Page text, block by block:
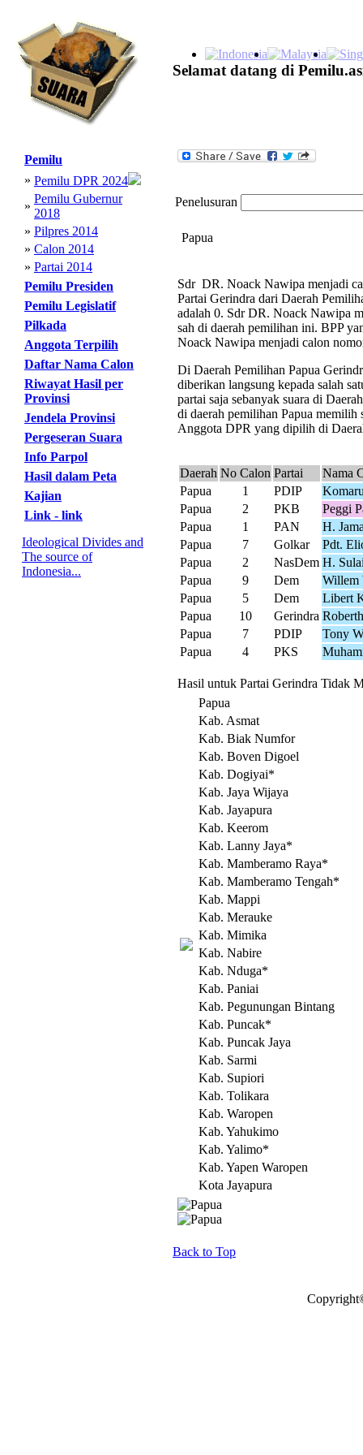
Selamat datang di
Pemilu
» Pemilu DPR 2024
»
Pemilu Gubernur
2018
» Pilpres 2014
» Calon 2014
» Partai 2014
Pemilu Presiden
Pemilu Legislatif
Pilkada
Anggota Terpilih
Daftar Nama Calon
Riwayat Hasil per
Provinsi
Jendela Provinsi
Pergeseran Suara
Info Parpol
Hasil dalam Peta
Kajian
Link - link
Ideological Divides and
The source of
Indonesia...
Penelusuran
Papua
Sdr DR. Noack Nawipa menjadi
Partai Gerindra dari Daerah
adalah 0. Sdr DR. Noack Nawipa
sah di daerah pemilihan ini. BPP
Noack Nawipa menjadi calon
Di Daerah Pemilihan Papua
diberikan langsung kepada salah
partai saja sebanyak suara di
di daerah pemilihan Papua memilih
Anggota DPR yang dipilih di
Daerah No Calon Partai
Nama
Papua
1 PDIP
Papua
2 PKB
Peggi
Papua
1 PAN
H.
Papua
7 Golkar
Pdt.
Papua
2 NasDem H.
Papua
9 Dem
Willem
Papua
5 Dem
Libert
Papua
10 Gerindra
Papua
7 PDIP
Tony
Papua
4 PKS
Hasil untuk Partai Gerindra Tidak
Papua
Kab. Asmat
Kab. Biak Numfor
Kab. Boven Digoel
Kab. Dogiyai*
Kab. Jaya Wijaya
Kab. Jayapura
Kab. Keerom
Kab. Lanny Jaya*
Kab. Mamberamo Raya*
Kab. Mamberamo Tengah*
Kab. Mappi
Kab. Merauke
Kab. Mimika
Kab. Nabire
Kab. Nduga*
Kab. Paniai
Kab. Pegunungan Bintang
Kab. Puncak*
Kab. Puncak Jaya
Kab. Sarmi
Kab. Supiori
Kab. Tolikara
Kab. Waropen
Kab. Yahukimo
Kab. Yalimo*
Kab. Yapen Waropen
Kota Jayapura
Back to Top